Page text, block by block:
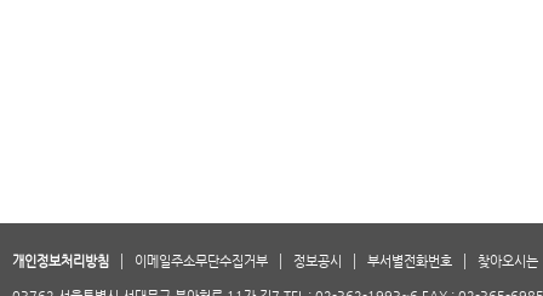
개인정보처리방침 이메일주소무단수집거부 정보공시 부서별전화번호 찾아오시는